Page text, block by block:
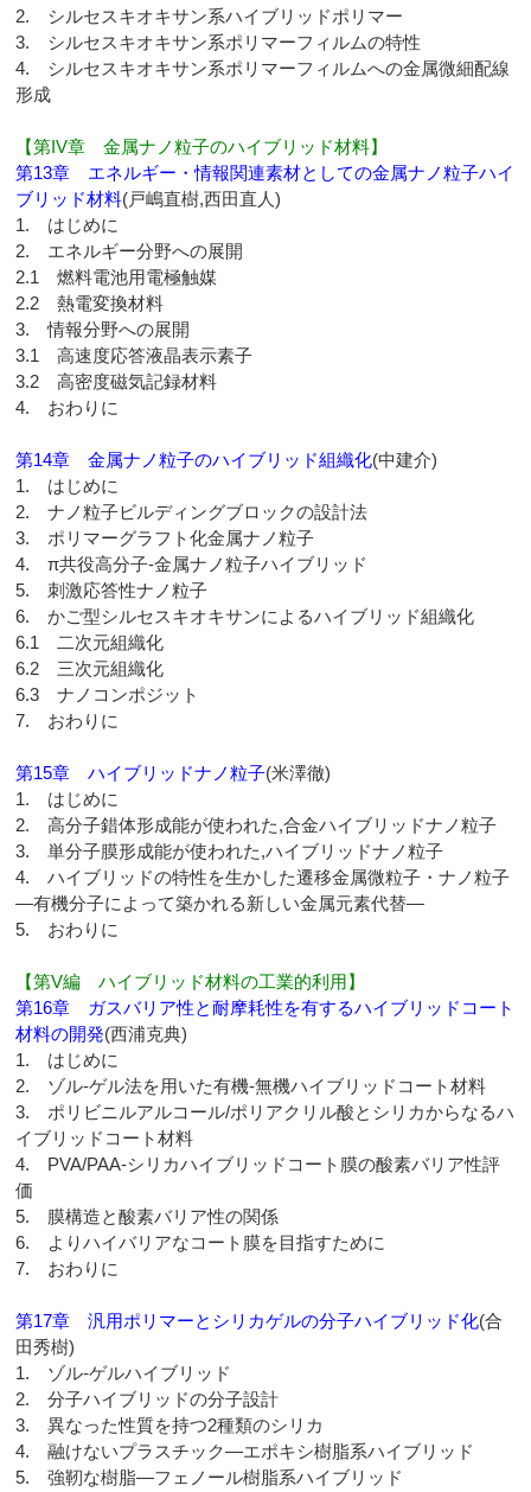
2. シルセスキオキサン系ハイブリッドポリマー
3. シルセスキオキサン系ポリマーフィルムの特性
4. シルセスキオキサン系ポリマーフィルムへの金属微細配線
形成
【第IV章 金属ナノ粒子のハイブリッド材料】
第13章 エネルギー・情報関連素材としての金属ナノ粒子ハイ
ブリッド材料(戸嶋直樹,西田直人)
1. はじめに
2. エネルギー分野への展開
2.1 燃料電池用電極触媒
2.2 熱電変換材料
3. 情報分野への展開
3.1 高速度応答液晶表示素子
3.2 高密度磁気記録材料
4. おわりに
第14章 金属ナノ粒子のハイブリッド組織化(中建介)
1. はじめに
2. ナノ粒子ビルディングブロックの設計法
3. ポリマーグラフト化金属ナノ粒子
4. π共役高分子-金属ナノ粒子ハイブリッド
5. 刺激応答性ナノ粒子
6. かご型シルセスキオキサンによるハイブリッド組織化
6.1 二次元組織化
6.2 三次元組織化
6.3 ナノコンポジット
7. おわりに
第15章 ハイブリッドナノ粒子(米澤徹)
1. はじめに
2. 高分子錯体形成能が使われた,合金ハイブリッドナノ粒子
3. 単分子膜形成能が使われた,ハイブリッドナノ粒子
4. ハイブリッドの特性を生かした遷移金属微粒子・ナノ粒子
―有機分子によって築かれる新しい金属元素代替―
5. おわりに
【第V編 ハイブリッド材料の工業的利用】
第16章 ガスバリア性と耐摩耗性を有するハイブリッドコート
材料の開発(西浦克典)
1. はじめに
2. ゾル-ゲル法を用いた有機-無機ハイブリッドコート材料
3. ポリビニルアルコール/ポリアクリル酸とシリカからなるハ
イブリッドコート材料
4. PVA/PAA-シリカハイブリッドコート膜の酸素バリア性評
価
5. 膜構造と酸素バリア性の関係
6. よりハイバリアなコート膜を目指すために
7. おわりに
第17章 汎用ポリマーとシリカゲルの分子ハイブリッド化(合
田秀樹)
1. ゾル-ゲルハイブリッド
2. 分子ハイブリッドの分子設計
3. 異なった性質を持つ2種類のシリカ
4. 融けないプラスチック―エポキシ樹脂系ハイブリッド
5. 強靭な樹脂―フェノール樹脂系ハイブリッド